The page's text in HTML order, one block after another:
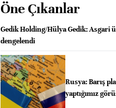
Öne Çıkanlar
Gedik Holding/Hülya Gedik: Asgari
dengelendi
Rusya: Barış
yaptığımız